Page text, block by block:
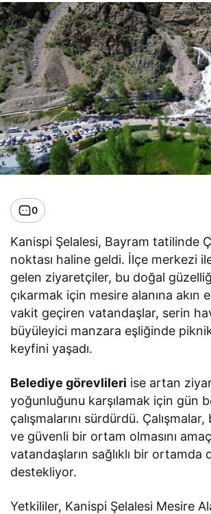
0
Kanispi Şelalesi, Bayram tatilinde
noktası haline geldi. İlçe merkezi
gelen ziyaretçiler, bu doğal
çıkarmak için mesire alanına akın
vakit geçiren vatandaşlar, serin
büyüleyici manzara eşliğinde
keyfini yaşadı.
Belediye görevlileri ise artan
yoğunluğunu karşılamak için gün
çalışmalarını sürdürdü.
ve güvenli bir ortam olmasını
vatandaşların sağlıklı bir ortamda
destekliyor.
Yetkililer, Kanispi Şelalesi Mesire